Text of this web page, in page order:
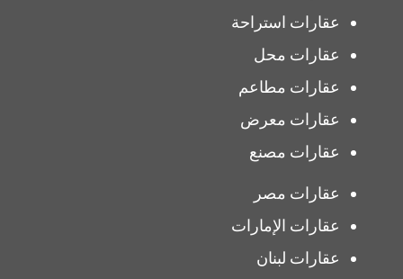
عقارات استراحة
عقارات محل
عقارات مطاعم
عقارات معرض
عقارات مصنع
عقارات مصر
عقارات الإمارات
عقارات لبنان